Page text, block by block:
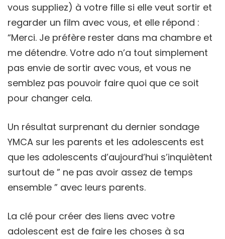
vous suppliez) à votre fille si elle veut sortir et
regarder un film avec vous, et elle répond :
“Merci. Je préfère rester dans ma chambre et
me détendre. Votre ado n’a tout simplement
pas envie de sortir avec vous, et vous ne
semblez pas pouvoir faire quoi que ce soit
pour changer cela.
Un résultat surprenant du dernier sondage
YMCA sur les parents et les adolescents est
que les adolescents d’aujourd’hui s’inquiètent
surtout de ” ne pas avoir assez de temps
ensemble ” avec leurs parents.
La clé pour créer des liens avec votre
adolescent est de faire les choses à sa